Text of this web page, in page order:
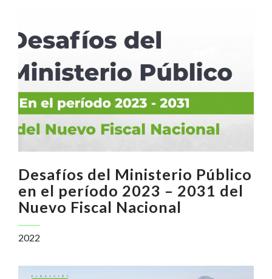
Desafíos del Ministerio Público
en el período 2023 – 2031 del
Nuevo Fiscal Nacional
2022